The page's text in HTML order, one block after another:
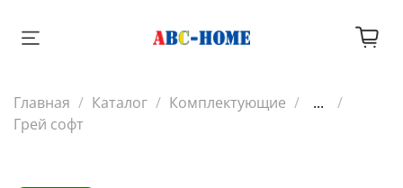
Главная Каталог Комплектующие
...
Грей софт